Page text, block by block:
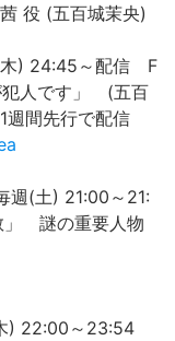
役 (五百城茉央)
木) 24:45～配信 F
犯人です」 (五百
間先行で配信
週(土) 21:00～21:
謎の重要人物
) 22:00～23:54